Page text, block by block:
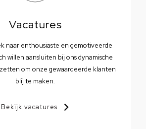
Vacatures
naar enthousiaste en gemotiveerde
willen aansluiten bij ons dynamische
om onze gewaardeerde klanten
blij te maken.
Bekijk vacatures